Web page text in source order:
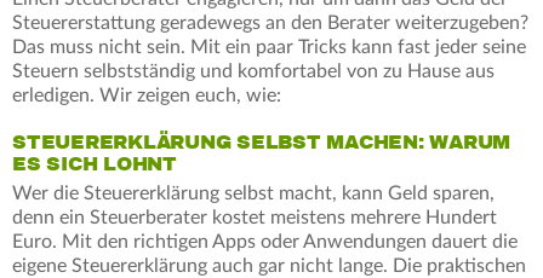
Steuererstattung geradewegs an den Berater weiterzugeben?
Das muss nicht sein. Mit ein paar Tricks kann fast jeder seine
Steuern selbstständig und komfortabel von zu Hause aus
erledigen. Wir zeigen euch, wie:
STEUERERKLÄRUNG SELBST MACHEN: WARUM
ES SICH LOHNT
Wer die Steuererklärung selbst macht, kann Geld sparen,
denn ein Steuerberater kostet meistens mehrere Hundert
Euro. Mit den richtigen Apps oder Anwendungen dauert die
eigene Steuererklärung auch gar nicht lange. Die praktischen